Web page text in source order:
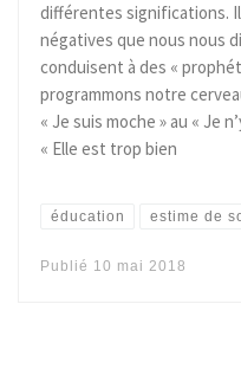
différentes significations.
négatives que nous nous
conduisent à des «
programmons notre
« Je suis moche » au « Je
« Elle est trop bien
éducation estime de
Publié 10 mai 2018